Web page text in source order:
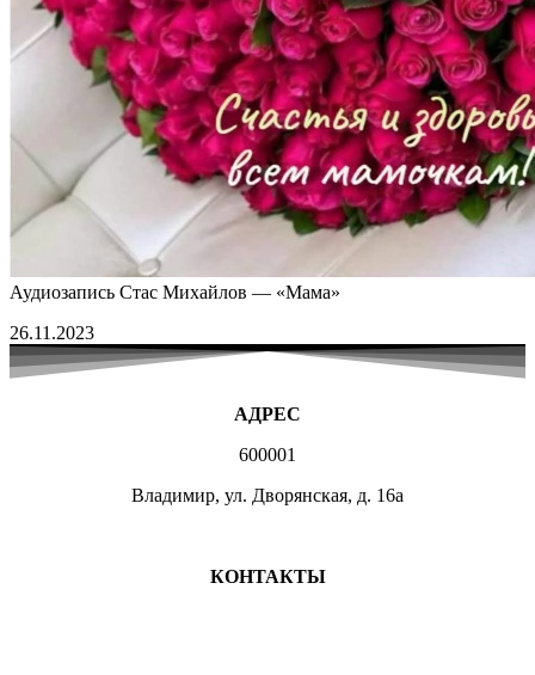
Аудиозапись Стас Михайлов — «Мама»
26.11.2023
АДРЕС
600001
Владимир, ул. Дворянская, д. 16а
КОНТАКТЫ